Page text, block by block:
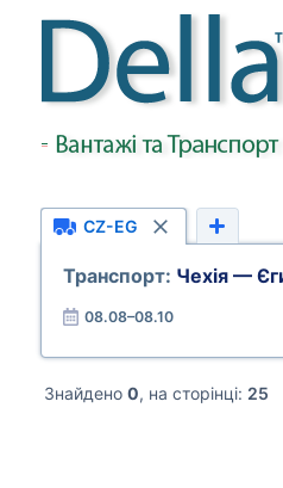
CZ-EG
Транспорт: Чехія —
08.08–08.10
Знайдено 0, на сторінці: 25